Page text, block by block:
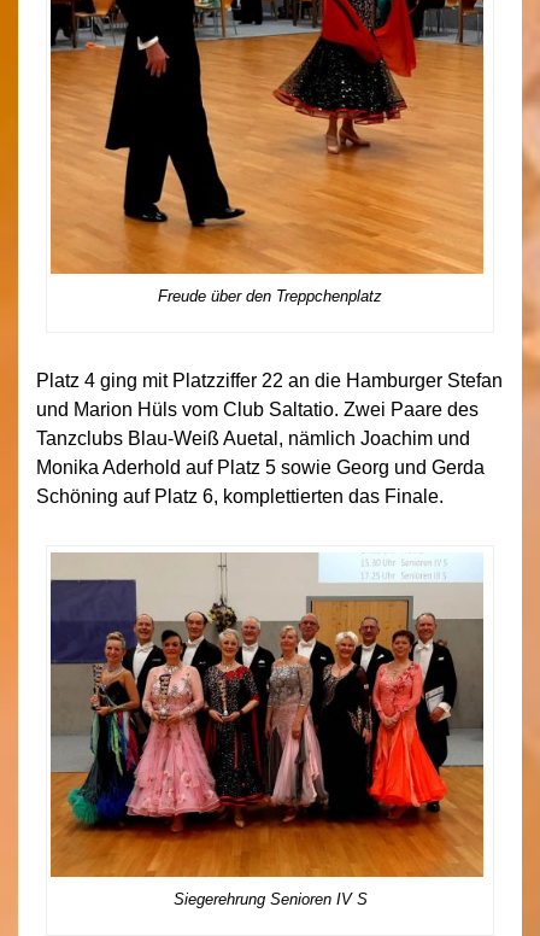
Freude über den Treppchenplatz
Platz 4 ging mit Platzziffer 22 an die Hamburger Stefan
und Marion Hüls vom Club Saltatio. Zwei Paare des
Tanzclubs Blau-Weiß Auetal, nämlich Joachim und
Monika Aderhold auf Platz 5 sowie Georg und Gerda
Schöning auf Platz 6, komplettierten das Finale.
Siegerehrung Senioren IV S